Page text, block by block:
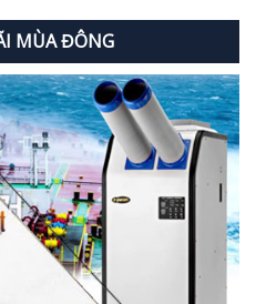
MÙA ĐÔNG